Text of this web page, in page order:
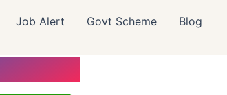
Job Alert Govt Scheme Blog